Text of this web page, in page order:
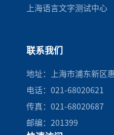
上海语言文字测试中心
联系我们
地址：上海市浦东新区
电话：021-68020621
传真：021-68020687
邮编：201399